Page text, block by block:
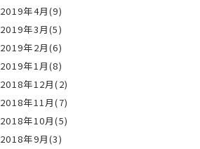
2019年4月(9)
2019年3月(5)
2019年2月(6)
2019年1月(8)
2018年12月(2)
2018年11月(7)
2018年10月(5)
2018年9月(3)